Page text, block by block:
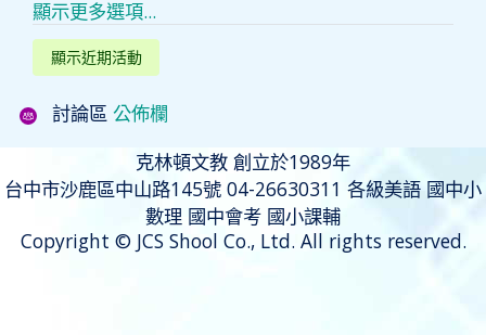
顯示更多選項...
討論區 公佈欄
克林頓文教 創立於1989年
台中市沙鹿區中山路145號 04-26630311 各級美語 國中小
數理 國中會考 國小課輔
Copyright © JCS Shool Co., Ltd. All rights reserved.